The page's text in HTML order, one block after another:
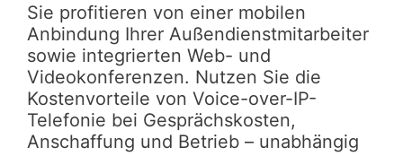
Sie profitieren von einer mobilen
Anbindung Ihrer Außendienstmitarbeiter
sowie integrierten Web- und
Videokonferenzen. Nutzen Sie die
Kostenvorteile von Voice-over-IP-
Telefonie bei Gesprächskosten,
Anschaffung und Betrieb – unabhängig